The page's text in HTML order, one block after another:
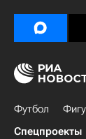
Футбол
Спецпроекты